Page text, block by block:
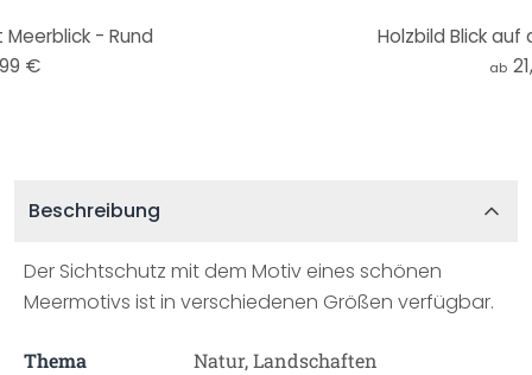
- Rund
€
Holzbild Blick
ab
Beschreibung
Der Sichtschutz mit dem Motiv eines schönen
Meermotivs ist in verschiedenen Größen verfügbar.
Thema Natur, Landschaften